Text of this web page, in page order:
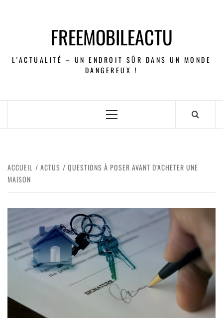
FREEMOBILEACTU
L'ACTUALITÉ – UN ENDROIT SÛR DANS UN MONDE
DANGEREUX !
ACCUEIL ACTUS
QUESTIONS À POSER AVANT D’ACHETER UNE
MAISON